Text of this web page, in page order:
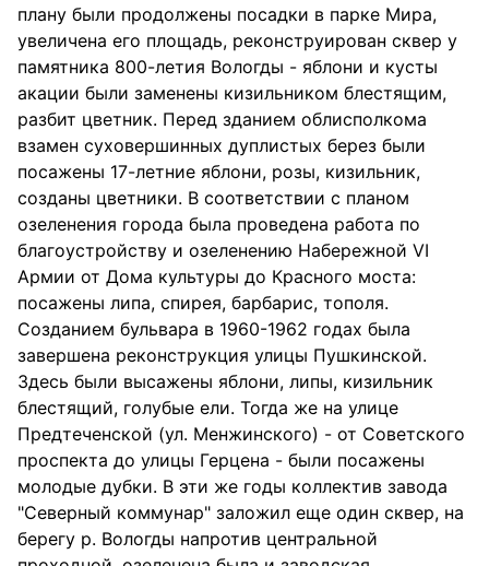
плану были продолжены посадки в парке Мира,
увеличена его площадь, реконструирован сквер у
памятника 800-летия Вологды - яблони и кусты
акации были заменены кизильником блестящим,
разбит цветник. Перед зданием облисполкома
взамен суховершинных дуплистых берез были
посажены 17-летние яблони, розы, кизильник,
созданы цветники. В соответствии с планом
озеленения города была проведена работа по
благоустройству и озеленению Набережной VI
Армии от Дома культуры до Красного моста:
посажены липа, спирея, барбарис, тополя.
Созданием бульвара в 1960-1962 годах была
завершена реконструкция улицы Пушкинской.
Здесь были высажены яблони, липы, кизильник
блестящий, голубые ели. Тогда же на улице
Предтеченской (ул. Менжинского) - от Советского
проспекта до улицы Герцена - были посажены
молодые дубки. В эти же годы коллектив завода
"Северный коммунар" заложил еще один сквер, на
берегу р. Вологды напротив центральной